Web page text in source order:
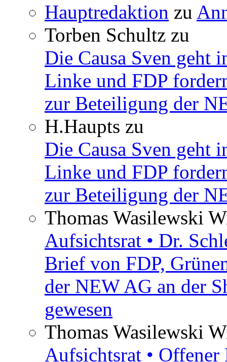
Hauptredaktion zu
Torben Schultz zu
Die Causa Sven geht
Linke und FDP
zur Beteiligung der
H.Haupts zu
Die Causa Sven geht
Linke und FDP
zur Beteiligung der
Thomas Wasilewski
Aufsichtsrat • Dr.
Brief von FDP,
der NEW AG an der
gewesen
Thomas Wasilewski
Aufsichtsrat •